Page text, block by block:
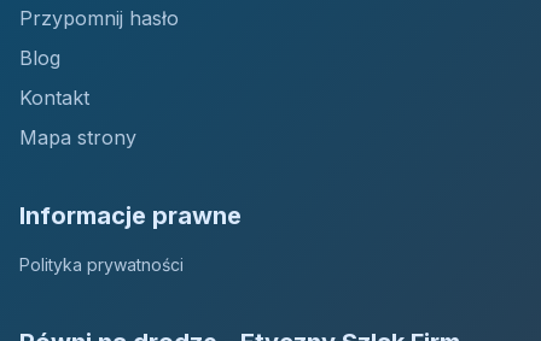
Przypomnij hasło
Blog
Kontakt
Mapa strony
Informacje prawne
Polityka prywatności